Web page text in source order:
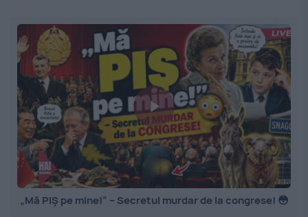
„Mă PIȘ pe mine!” – Secretul murdar de la congrese! 😳